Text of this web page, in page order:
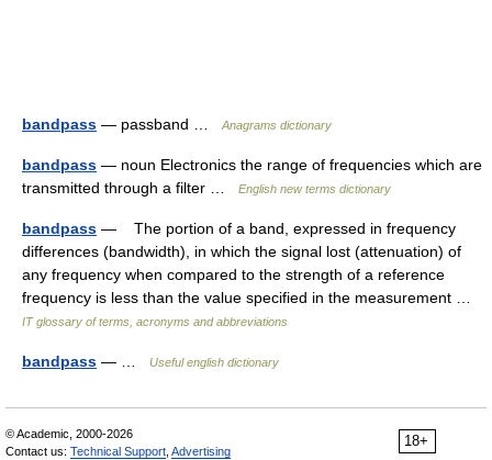
bandpass — passband … Anagrams dictionary
bandpass — noun Electronics the range of frequencies which are
transmitted through a filter …
English new terms dictionary
bandpass — The portion of a band, expressed in frequency
differences (bandwidth), in which the signal lost (attenuation) of
any frequency when compared to the strength of a reference
frequency is less than the value specified in the measurement …
IT glossary of terms, acronyms and abbreviations
bandpass — … Useful english dictionary
18+
© Academic, 2000-2026
Contact us: Technical Support Advertising